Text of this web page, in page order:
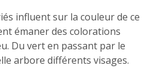
influent sur la couleur de ce
émaner des colorations
Du vert en passant par le
arbore différents visages.